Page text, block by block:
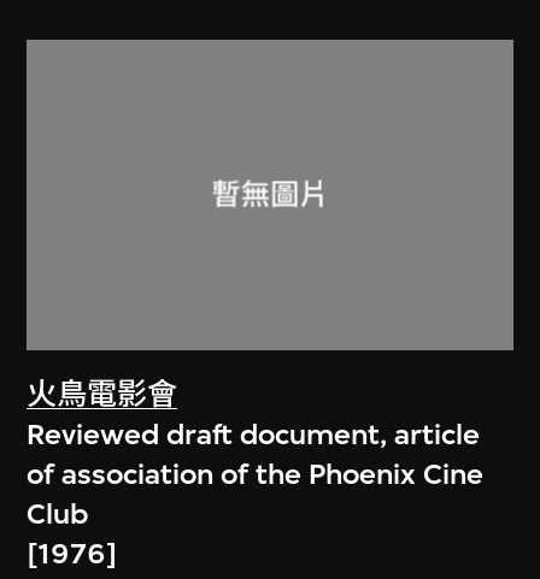
火鳥電影會
Reviewed draft document, article
of association of the Phoenix Cine
Club
[1976]